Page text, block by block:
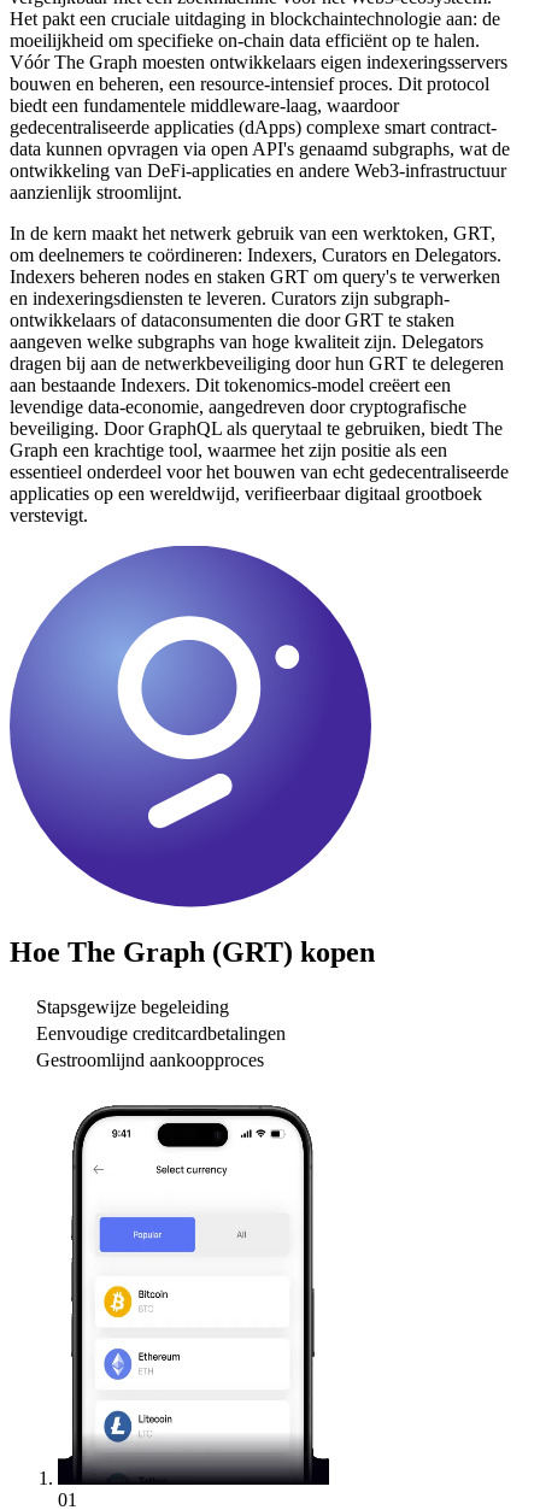
Het pakt een cruciale uitdaging in blockchaintechnologie aan: de
moeilijkheid om specifieke on-chain data efficiënt op te halen.
Vóór The Graph moesten ontwikkelaars eigen indexeringsservers
bouwen en beheren, een resource-intensief proces. Dit protocol
biedt een fundamentele middleware-laag, waardoor
gedecentraliseerde applicaties (dApps) complexe smart contract-
data kunnen opvragen via open API's genaamd subgraphs, wat de
ontwikkeling van DeFi-applicaties en andere Web3-infrastructuur
aanzienlijk stroomlijnt.
In de kern maakt het netwerk gebruik van een werktoken, GRT,
om deelnemers te coördineren: Indexers, Curators en Delegators.
Indexers beheren nodes en staken GRT om query's te verwerken
en indexeringsdiensten te leveren. Curators zijn subgraph-
ontwikkelaars of dataconsumenten die door GRT te staken
aangeven welke subgraphs van hoge kwaliteit zijn. Delegators
dragen bij aan de netwerkbeveiliging door hun GRT te delegeren
aan bestaande Indexers. Dit tokenomics-model creëert een
levendige data-economie, aangedreven door cryptografische
beveiliging. Door GraphQL als querytaal te gebruiken, biedt The
Graph een krachtige tool, waarmee het zijn positie als een
essentieel onderdeel voor het bouwen van echt gedecentraliseerde
applicaties op een wereldwijd, verifieerbaar digitaal grootboek
verstevigt.
Hoe The Graph (GRT) kopen
Stapsgewijze begeleiding
Eenvoudige creditcardbetalingen
Gestroomlijnd aankoopproces
01